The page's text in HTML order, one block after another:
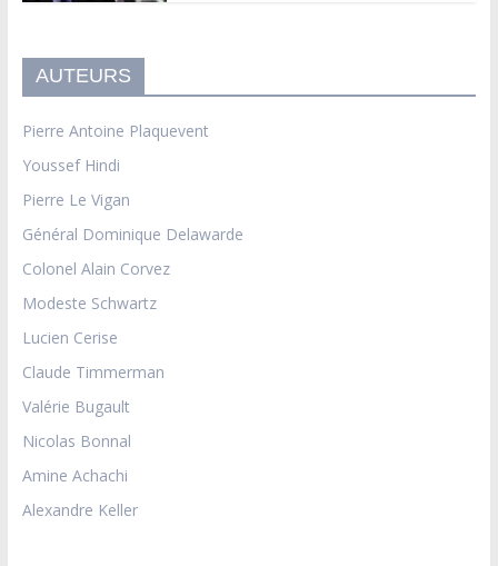
AUTEURS
Pierre Antoine Plaquevent
Youssef Hindi
Pierre Le Vigan
Général Dominique Delawarde
Colonel Alain Corvez
Modeste Schwartz
Lucien Cerise
Claude Timmerman
Valérie Bugault
Nicolas Bonnal
Amine Achachi
Alexandre Keller